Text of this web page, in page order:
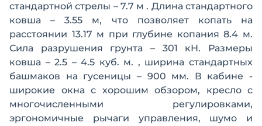
стандартной стрелы – 7.7 м . Длина стандартного
ковша – 3.55 м, что позволяет копать на
расстоянии 13.17 м при глубине копания 8.4 м.
Сила разрушения грунта – 301 кН. Размеры
ковша – 2.5 – 4.5 куб. м. , ширина стандартных
башмаков на гусеницы – 900 мм. В кабине -
широкие окна с хорошим обзором, кресло с
многочисленными регулировками,
эргономичные рычаги управления, шумо и